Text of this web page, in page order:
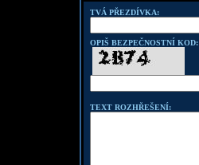
TVÁ PŘEZDÍVKA:
OPIŠ BEZPEČNOSTNÍ KOD:
TEXT ROZHŘEŠENÍ: